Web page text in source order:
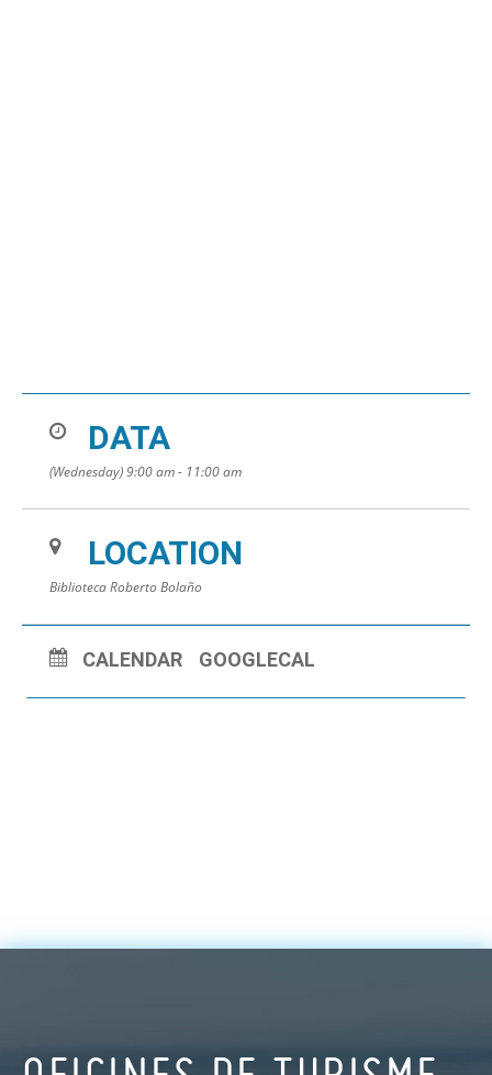
DATA
(Wednesday) 9:00 am - 11:00 am
LOCATION
Biblioteca Roberto Bolaño
CALENDAR GOOGLECAL